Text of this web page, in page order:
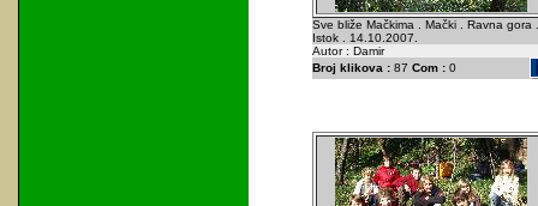
Sve bliže Mačkima . Mački . Ravna gora .
Istok . 14.10.2007.
Autor : Damir
Broj klikova :87 Com :0